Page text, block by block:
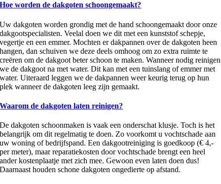
Hoe worden de dakgoten schoongemaakt?
Uw dakgoten worden grondig met de hand schoongemaakt door onze
dakgootspecialisten. Veelal doen we dit met een kunststof schepje,
vegertje en een emmer. Mochten er dakpannen over de dakgoten heen
hangen, dan schuiven we deze deels omhoog om zo extra ruimte te
creëren om de dakgoot beter schoon te maken. Wanneer nodig reinigen
we de dakgoot na met water. Dit kan met een tuinslang of emmer met
water. Uiteraard leggen we de dakpannen weer keurig terug op hun
plek wanneer de dakgoten leeg zijn gemaakt.
Waarom de dakgoten laten reinigen?
De dakgoten schoonmaken is vaak een onderschat klusje. Toch is het
belangrijk om dit regelmatig te doen. Zo voorkomt u vochtschade aan
uw woning of bedrijfspand. Een dakgootreiniging is goedkoop (€ 4,-
per meter), maar reparatiekosten door vochtschade brengt een heel
ander kostenplaatje met zich mee. Gewoon even laten doen dus!
Daarnaast houden schone dakgoten ongedierte op afstand.